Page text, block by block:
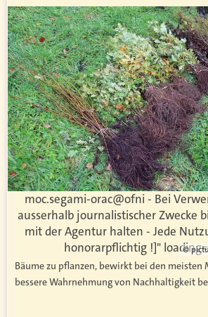
moc.segami-orac@ofni - Bei
ausserhalb journalistischer Zwecke
mit der Agentur halten - Jede
honorarpflichtig !]"
©
Bäume zu pflanzen, bewirkt bei den meisten
bessere Wahrnehmung von Nachhaltigkeit